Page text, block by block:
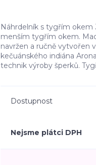
Náhrdelník s tygřím okem
menším tygřím okem.
navržen a ručně vytvořen
kečuánského indiána
technik výroby šperků.
Dostupnost
Nejsme plátci DPH